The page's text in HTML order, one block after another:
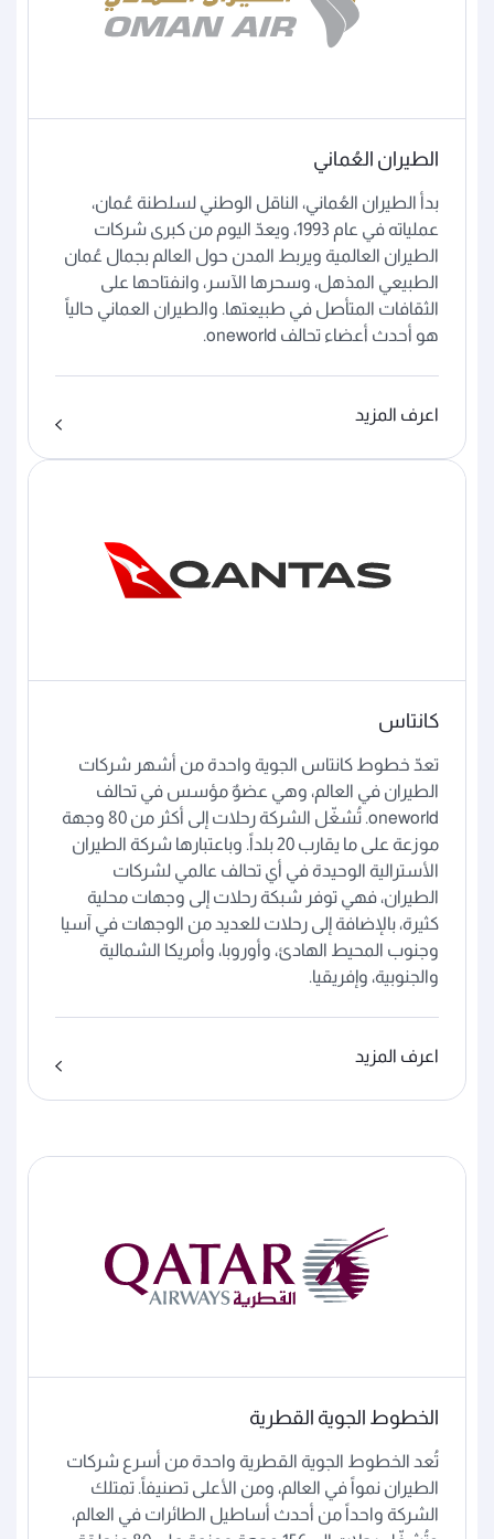
الطيران العُماني
بدأ الطيران العُماني، الناقل الوطني لسلطنة عُمان،
عملياته في عام 1993، ويعدّ اليوم من كبرى شركات
الطيران العالمية ويربط المدن حول العالم بجمال عُمان
الطبيعي المذهل، وسحرها الآسر، وانفتاحها على
الثقافات المتأصل في طبيعتها. والطيران العماني حالياً
هو أحدث أعضاء تحالف oneworld.
اعرف المزيد
كانتاس
تعدّ خطوط كانتاس الجوية واحدة من أشهر شركات
الطيران في العالم، وهي عضوٌ مؤسس في تحالف
oneworld. تُشغّل الشركة رحلات إلى أكثر من 80 وجهة
موزعة على ما يقارب 20 بلداً. وباعتبارها شركة الطيران
الأسترالية الوحيدة في أي تحالف عالمي لشركات
الطيران، فهي توفر شبكة رحلات إلى وجهات محلية
كثيرة، بالإضافة إلى رحلات للعديد من الوجهات في آسيا
وجنوب المحيط الهادئ، وأوروبا، وأمريكا الشمالية
والجنوبية، وإفريقيا.
اعرف المزيد
الخطوط الجوية القطرية
تُعد الخطوط الجوية القطرية واحدة من أسرع شركات
الطيران نمواً في العالم، ومن الأعلى تصنيفاً. تمتلك
الشركة واحداً من أحدث أساطيل الطائرات في العالم،